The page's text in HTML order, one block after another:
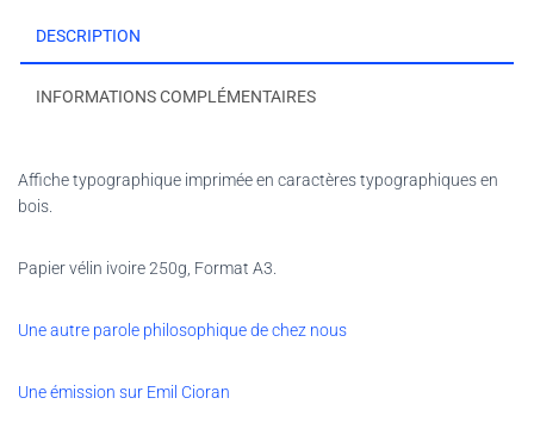
DESCRIPTION
INFORMATIONS COMPLÉMENTAIRES
Affiche typographique imprimée en caractères typographiques en
bois.
Papier vélin ivoire 250g, Format A3.
Une autre parole philosophique de chez nous
Une émission sur Emil Cioran